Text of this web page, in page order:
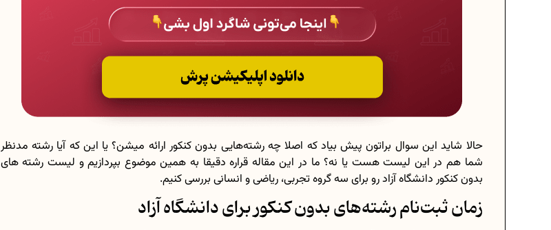
حالا شاید این سوال براتون پیش بیاد که اصلا چه رشته‌هایی بدون کنکور ارائه میشن؟ یا این که آیا رشته‌ مدنظر
شما هم در این لیست هست یا نه؟ ما در این مقاله قراره دقیقا به همین موضوع بپردازیم و لیست رشته های
بدون کنکور دانشگاه آزاد رو برای سه گروه تجربی، ریاضی و انسانی بررسی کنیم.
زمان ثبت‌نام رشته‌های بدون کنکور برای دانشگاه آزاد